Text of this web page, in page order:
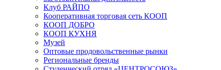
Клуб РАЙПО
Кооперативная торговая сеть КООП
КООП ДОБРО
КООП КУХНЯ
Музей
Оптовые продовольственные рынки
Региональные бренды